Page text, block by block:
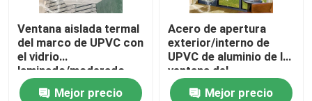
ventana de desplazamiento del upvc
Puerta francesa de UPVC
Ventana aislada termal
del marco de UPVC con
el vidrio
laminado/moderado
Mejor precio
Acero de apertura
exterior/interno de
UPVC de aluminio de la
ventana del
marco/reforzada
Mejor precio